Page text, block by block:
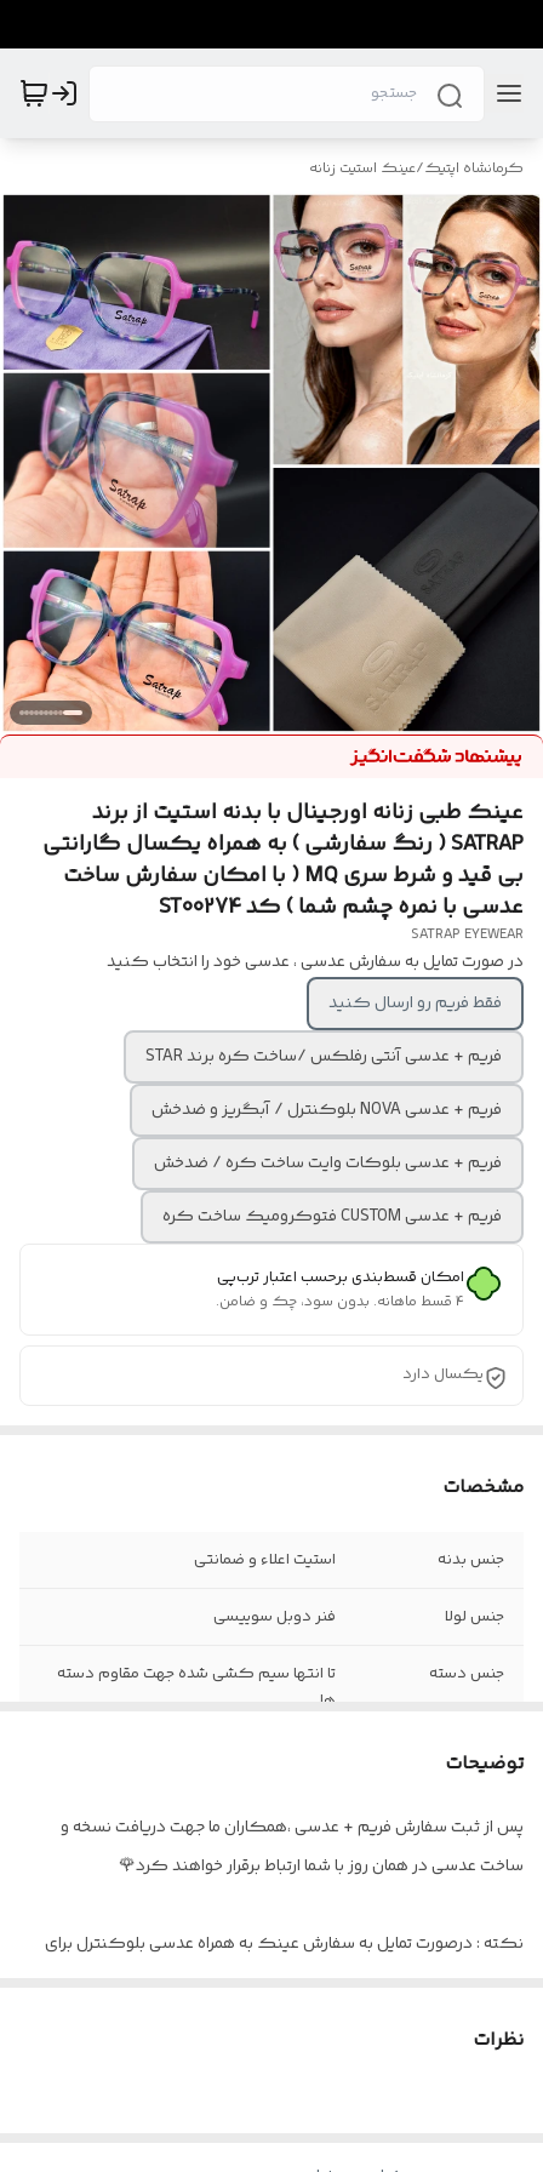
کرمانشاه اپتیک/عینک استیت زنانه
عینک طبی زنانه اورجینال با بدنه استیت از برند
SATRAP ( رنگ سفارشی ) به همراه یکسال گارانتی
بی قید و شرط سری MQ ( با امکان سفارش ساخت
عدسی با نمره چشم شما ) کد ST00274
SATRAP EYEWEAR
در صورت تمایل به سفارش عدسی ، عدسی خود را انتخاب کنید
فقط فریم رو ارسال کنید
فریم + عدسی آنتی رفلکس /ساخت کره برند STAR
فریم + عدسی NOVA بلوکنترل / آبگریز و ضدخش
فریم + عدسی بلوکات وایت ساخت کره / ضدخش
فریم + عدسی CUSTOM فتوکرومیک ساخت کره
امکان قسط‌بندی برحسب اعتبار ترب‌پی
۴ قسط ماهانه. بدون سود، چک و ضامن.
یکسال دارد
مشخصات
جنس بدنه استیت اعلاء و ضمانتی
جنس لولا فنر دوبل سوییسی
جنس دسته
تا انتها سیم کشی شده جهت مقاوم دسته
ها
سایز عدسی
فاصله پل بینی
ساخت عدسی قابلیت نمره دار شدن تا نمره ۸
توضیحات
پس از ثبت سفارش فریم + عدسی ،همکاران ما جهت دریافت نسخه و
ساخت عدسی در همان روز با شما ارتباط برقرار خواهند کرد🌹
نکته : درصورت تمایل به سفارش عینک به همراه عدسی بلوکنترل برای
نظرات